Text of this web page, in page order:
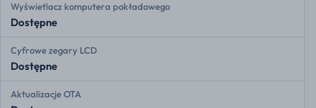
Wyświetlacz komputera pokładowego
Dostępne
Cyfrowe zegary LCD
Dostępne
Aktualizacje OTA